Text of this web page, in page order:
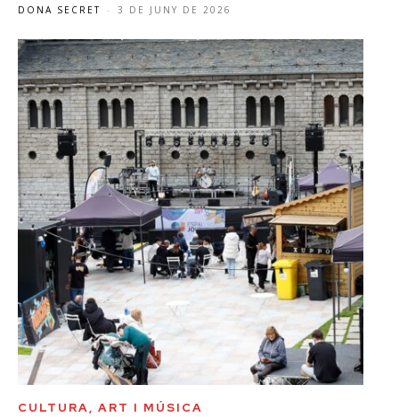
DONA SECRET - 3 DE JUNY DE 2026
CULTURA, ART I MÚSICA